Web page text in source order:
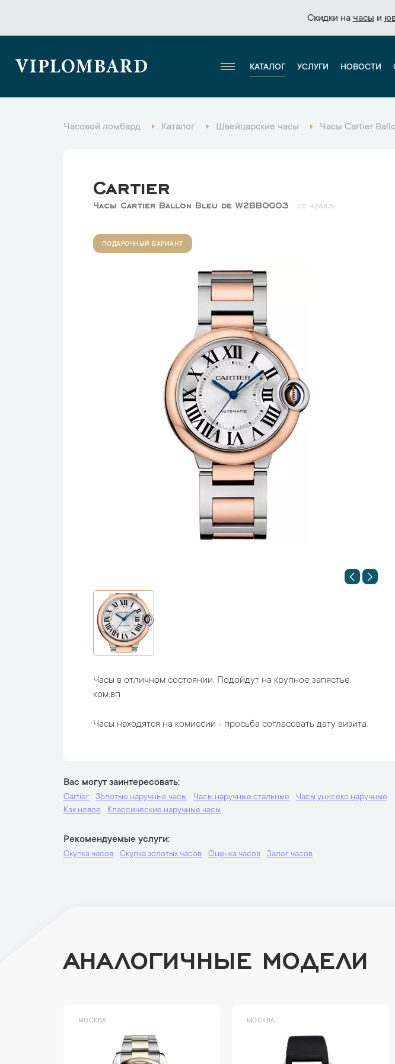
Скидки на часы и
Скидки на часы и
VIPLOMBARD КАТАЛОГ УСЛУГИ НОВОСТИ
Часовой ломбард Каталог Швейцарские часы Часы Cartier
Cartier
Часы Cartier Ballon Bleu de W2BB0003 42683
ПОДАРОЧНЫЙ ВАРИАНТ
Часы в отличном состоянии. Подойдут на крупное запястье.
ком.вп
Часы находятся на комиссии - просьба согласовать дату визита.
Вас могут заинтересовать
Cartier Золотые наручные часы Часы наручные стальные
Часы унисекс наручные
Как новое
Классические наручные часы
Рекомендуемые услуги
Скупка часов Скупка золотых часов Оценка часов Залог часов
АНАЛОГИЧНЫЕ МОДЕЛИ
МОСКВА МОСКВА